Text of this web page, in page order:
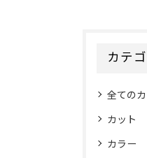
カテ
全ての
カット
カラー